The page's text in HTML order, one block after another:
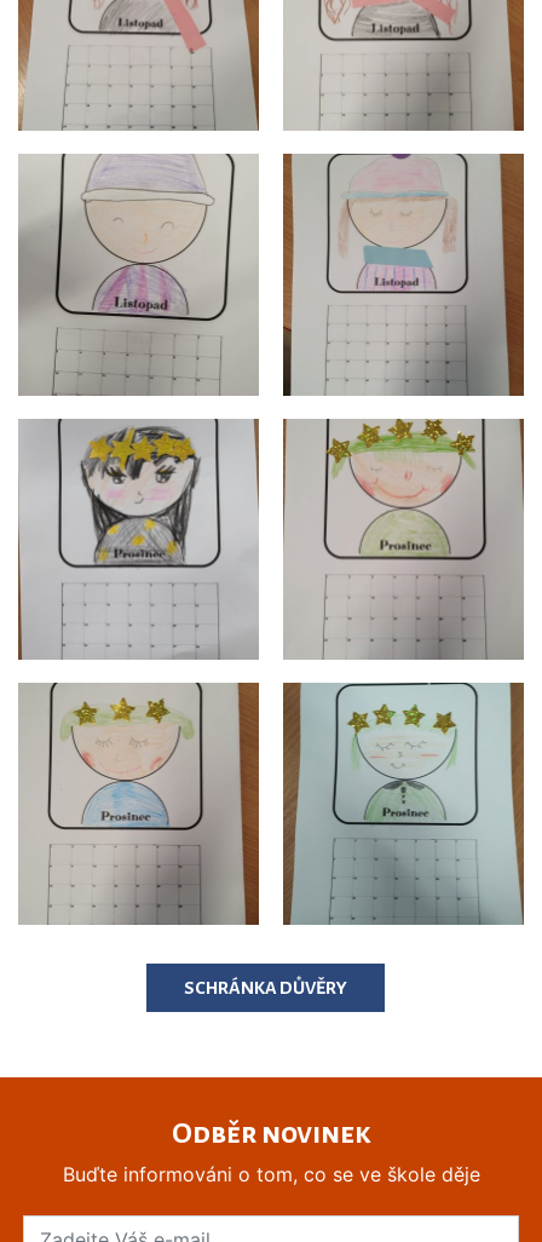
SCHRÁNKA DŮVĚRY
Odběr novinek
Buďte informováni o tom, co se ve škole děje